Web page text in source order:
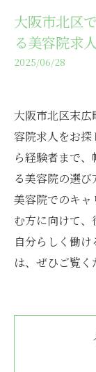
大阪市北区
る美容院求
2025/06/28
大阪市北区末広
容院求人をお探
ら経験者まで
る美容院の選
美容院でのキ
む方に向けて
自分らしく働
は、ぜひご覧く